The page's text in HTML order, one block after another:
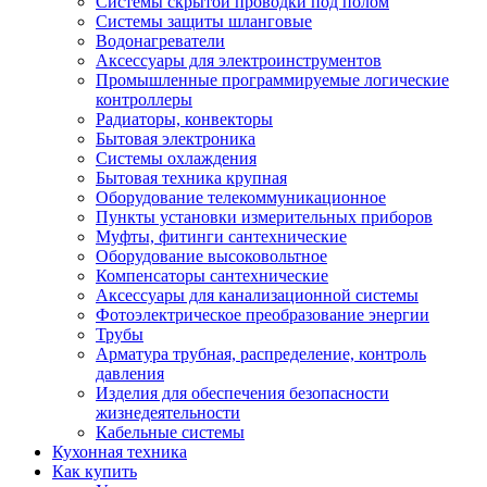
Системы защиты шланговые
Водонагреватели
Аксессуары для электроинструментов
Промышленные программируемые логические
контроллеры
Радиаторы, конвекторы
Бытовая электроника
Системы охлаждения
Бытовая техника крупная
Оборудование телекоммуникационное
Пункты установки измерительных приборов
Муфты, фитинги сантехнические
Оборудование высоковольтное
Компенсаторы сантехнические
Аксессуары для канализационной системы
Фотоэлектрическое преобразование энергии
Трубы
Арматура трубная, распределение, контроль
давления
Изделия для обеспечения безопасности
жизнедеятельности
Кабельные системы
Кухонная техника
Как купить